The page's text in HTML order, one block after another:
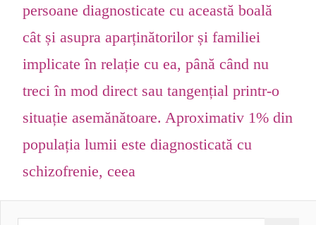
persoane diagnosticate cu această boală
cât și asupra aparținătorilor și familiei
implicate în relație cu ea, până când nu
treci în mod direct sau tangențial printr-o
situație asemănătoare. Aproximativ 1% din
populația lumii este diagnosticată cu
schizofrenie, ceea